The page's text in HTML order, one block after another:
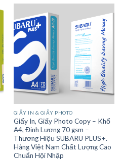
GIẤY IN & GIẤY PHOTO
Giấy In, Giấy Photo Copy – Khổ
A4, Định Lượng 70 gsm –
Thương Hiệu SUBARU PLUS+.
Hàng Việt Nam Chất Lượng Cao
Chuẩn Hội Nhập